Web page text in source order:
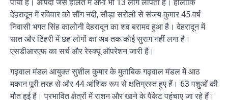
पाया है। आपदा जैसे हालत में अभी भी 13 लोग लापता हैं। हालाँकि
देहरादून में रविवार को सौंग नदी, सौड़ा सरोली से संजय कुमार 45 वर्ष
निवासी भगत सिंह कालोनी देहरादून का शव बरामद हुआ है। देहरादून में
सात और टिहरी में छह लोगों का अब तक कोई सुराग नहीं लगा है।
एसडीआरएफ का सर्च और रेस्क्यू ऑपरेशन जारी है।
गढ़वाल मंडल आयुक्त सुशील कुमार के मुताबिक गढ़वाल मंडल में आठ
मकान पूरी तरह से और 44 आंशिक रूप से क्षतिग्रस्त हुए हैं। 63 पशुओं की
मौत हुई है। प्रभावित क्षेत्रों में राशन और खाने के पैकेट पहुंचाए जा रहे हैं।